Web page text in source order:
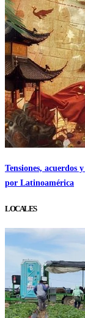
Tensiones,
por Latinoamérica
LOCALES